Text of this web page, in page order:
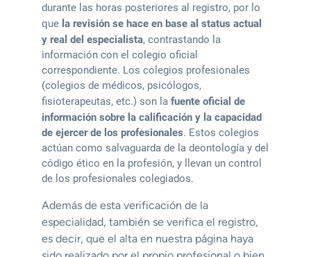
durante las horas posteriores al registro, por lo
que la revisión se hace en base al status actual
y real del especialista, contrastando la
información con el colegio oficial
correspondiente. Los colegios profesionales
(colegios de médicos, psicólogos,
fisioterapeutas, etc.) son la fuente oficial de
información sobre la calificación y la capacidad
de ejercer de los profesionales. Estos colegios
actúan como salvaguarda de la deontología y del
código ético en la profesión, y llevan un control
de los profesionales colegiados.
Además de esta verificación de la
especialidad, también se verifica el registro,
es decir, que el alta en nuestra página haya